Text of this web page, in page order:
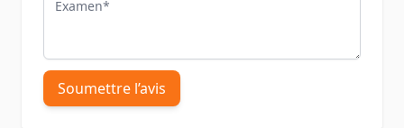
Soumettre l’avis